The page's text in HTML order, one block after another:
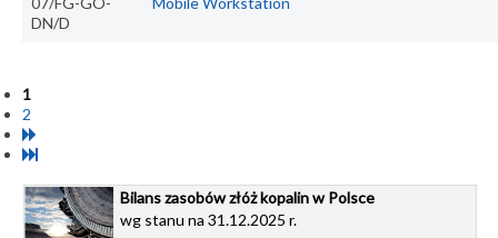
DN/D
1
2
Bilans zasobów złóż kopalin w Polsce
wg stanu na 31.12.2025 r.